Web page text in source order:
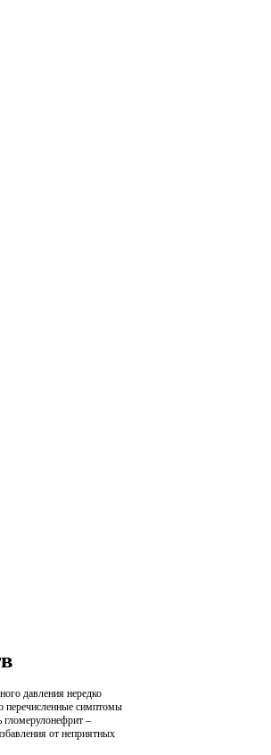
давления нередко
перечисленные симптомы
гломерулонефрит –
от неприятных